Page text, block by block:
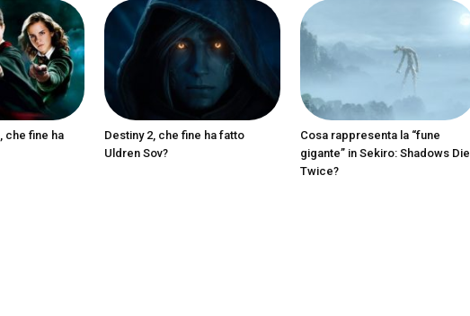
che fine ha
Destiny 2, che fine ha fatto
Uldren Sov?
Cosa rappresenta la “fune
gigante” in Sekiro: Shadows Die
Twice?